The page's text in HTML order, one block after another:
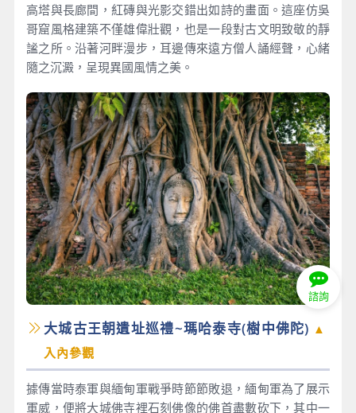
高塔與長廊間，紅磚與光影交錯出如詩的畫面。這座仿吳
哥窟風格建築不僅雄偉壯觀，也是一段對古文明致敬的靜
謐之所。沿著河畔漫步，耳邊傳來遠方僧人誦經聲，心緒
隨之沉澱，呈現異國風情之美。
大城古王朝遺址巡禮~瑪哈泰寺(樹中佛陀) ▲
入內參觀
據傳當時泰軍與緬甸軍戰爭時節節敗退，緬甸軍為了展示
軍威，便將大城佛寺裡石刻佛像的佛首盡數砍下，其中一
諮詢